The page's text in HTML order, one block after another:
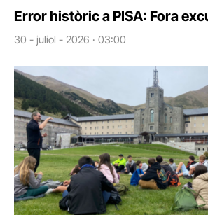
Error històric a PISA: Fora
30 - juliol - 2026 · 03:00